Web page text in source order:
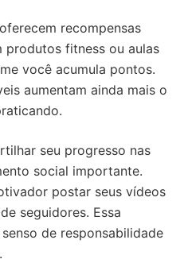
recompensas
produtos fitness ou aulas
você acumula pontos.
aumentam ainda mais o
seu progresso nas
social importante.
postar seus vídeos
seguidores. Essa
de responsabilidade